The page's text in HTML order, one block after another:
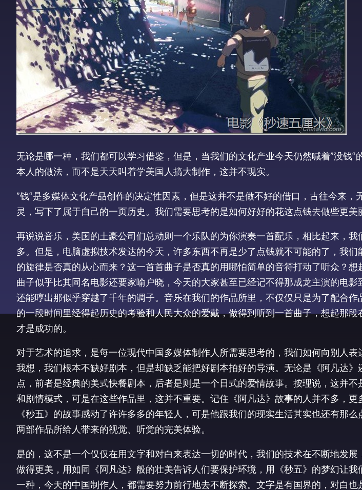
无论是哪一种，我们都可以学习借鉴，但是，当我们的文化产业今天仍然喊着”没钱“
本人的做法，而不是天天叫着学美国人搞大制作，这并不现实。
”钱“是多媒体文化产品创作的决定性因素，但是这并不是做不好的借口，古往今来
灵，写下了属于自己的一页历史。我们需要思考的是如何好好的花这点钱去做些更美
再说说音乐，美国的土豪公司们总动则一个乐队的为你演奏一首配乐，相比起来，
多。但是，电脑虚拟技术发达的今天，许多东西不再是少了点钱就不可能的了，我
的旋律是否真的从心而来？这一首首曲子是否真的用哪怕简单的音符打动了听众？
曲子似乎比其同名电影还要家喻户晓，今天的大家甚至已经记不得那成龙主演的电
还能哼出那似乎穿越了千年的调子。音乐在我们的作品所里，不仅仅只是为了配合
的一段时间里经得起历史的考验和人民大众的爱戴，做得到听到一首曲子，想起那
才是成功的。
对于艺术的追求，是每一位现代中国多媒体制作人所需要思考的，我们如何向别人表
我想，我们根本不缺好剧本，但是却缺乏能把好剧本拍好的导演。无论是《阿凡达
点，前者是经典的美式快餐剧本，后者是则是一个日式的爱情故事。按理说，这并
和剧情模式，可是在这些作品里，这并不重要。记住《阿凡达》故事的人并不多，
《秒五》的故事感动了许许多多的年轻人，可是他跟我们的现实生活其实也还有那
两部作品所给人带来的视觉、听觉的完美体验。
是的，这不是一个仅仅在用文字和对白来表达一切的时代，我们的技术在不断地发
做得更美，用如同《阿凡达》般的壮美告诉人们要保护环境，用《秒五》的梦幻让
一种，今天的中国制作人，都需要努力前行地去不断探索。文字是有国界的，对白